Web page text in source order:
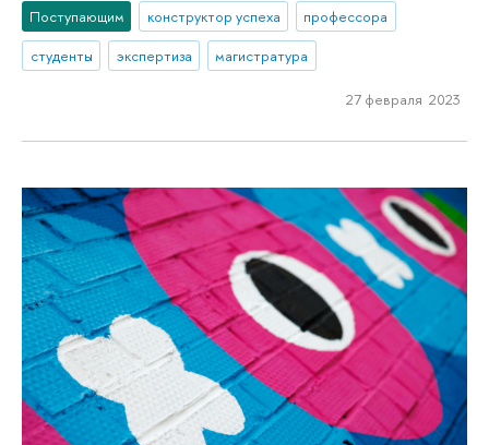
Поступающим конструктор успеха
профессора
студенты
экспертиза магистратура
27 февраля 2023